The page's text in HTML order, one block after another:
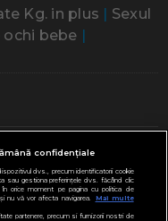
Kg. in plus | Sexul
ochi bebe |
cu sarcina
Bebe plange
confidențiale
dvs., precum identificatorii cookie
sau gestiona preferințele dvs. făcând clic
orice moment pe pagina cu politica de
nu vă vor afecta navigarea.
Mai multe
partenere, precum si furnizorii nostri de